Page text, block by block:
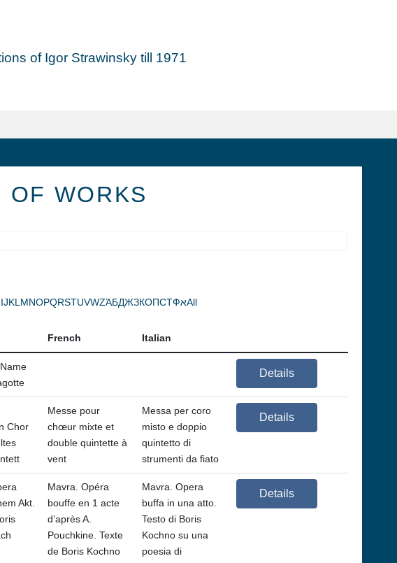
of Igor Strawinsky till 1971
OF WORKS
IJKLMNOPQRSTUVWZἈБДЖЗКОПСТФאAll
French Italian
Details
Chor
Messe pour
chœur mixte et
double quintette à
vent
Messa per coro
misto e doppio
quintetto di
strumenti da fiato
Details
Akt.
Mavra. Opéra
bouffe en 1 acte
d’après A.
Pouchkine. Texte
de Boris Kochno
Mavra. Opera
buffa in una atto.
Testo di Boris
Kochno su una
poesia di
Details